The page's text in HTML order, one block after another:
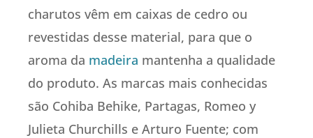
charutos vêm em caixas de cedro ou
revestidas desse material, para que o
aroma da madeira mantenha a qualidade
do produto. As marcas mais conhecidas
são Cohiba Behike, Partagas, Romeo y
Julieta Churchills e Arturo Fuente; com